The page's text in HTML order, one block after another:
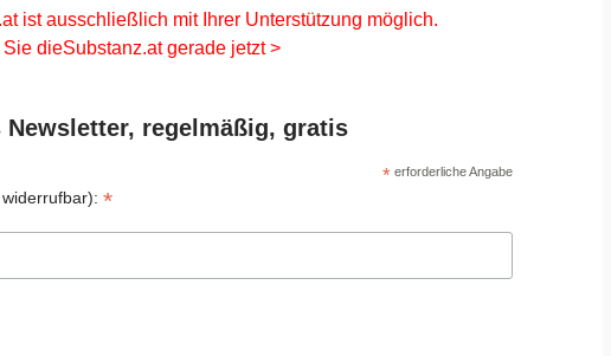
ist ausschließlich mit Ihrer Unterstützung möglich.
dieSubstanz.at gerade jetzt >
Newsletter, regelmäßig, gratis
* erforderliche Angabe
widerrufbar):*